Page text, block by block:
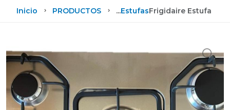
Inicio PRODUCTOS ...EstufasFrigidaire Estufa